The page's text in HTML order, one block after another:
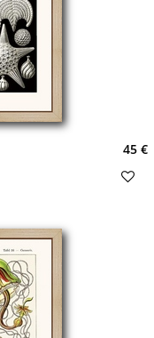
45 €